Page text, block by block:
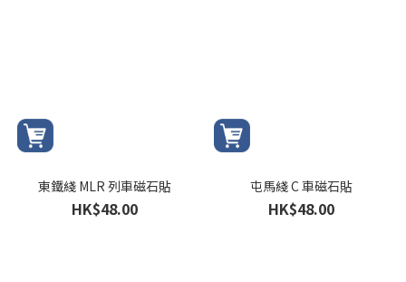
東鐵綫 MLR 列車磁石貼
HK$48.00
屯馬綫 C 車磁石貼
HK$48.00